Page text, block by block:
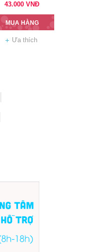
43.000 VNĐ
MUA HÀNG
Ưa thích